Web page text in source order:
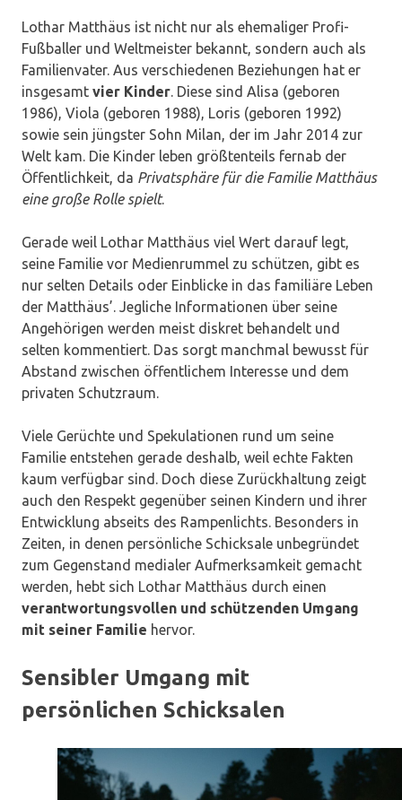
Lothar Matthäus ist nicht nur als ehemaliger Profi-
Fußballer und Weltmeister bekannt, sondern auch als
Familienvater. Aus verschiedenen Beziehungen hat er
insgesamt vier Kinder. Diese sind Alisa (geboren
1986), Viola (geboren 1988), Loris (geboren 1992)
sowie sein jüngster Sohn Milan, der im Jahr 2014 zur
Welt kam. Die Kinder leben größtenteils fernab der
Öffentlichkeit, da Privatsphäre für die Familie Matthäus
eine große Rolle spielt.
Gerade weil Lothar Matthäus viel Wert darauf legt,
seine Familie vor Medienrummel zu schützen, gibt es
nur selten Details oder Einblicke in das familiäre Leben
der Matthäus’. Jegliche Informationen über seine
Angehörigen werden meist diskret behandelt und
selten kommentiert. Das sorgt manchmal bewusst für
Abstand zwischen öffentlichem Interesse und dem
privaten Schutzraum.
Viele Gerüchte und Spekulationen rund um seine
Familie entstehen gerade deshalb, weil echte Fakten
kaum verfügbar sind. Doch diese Zurückhaltung zeigt
auch den Respekt gegenüber seinen Kindern und ihrer
Entwicklung abseits des Rampenlichts. Besonders in
Zeiten, in denen persönliche Schicksale unbegründet
zum Gegenstand medialer Aufmerksamkeit gemacht
werden, hebt sich Lothar Matthäus durch einen
verantwortungsvollen und schützenden Umgang
mit seiner Familie hervor.
Sensibler Umgang mit
persönlichen Schicksalen